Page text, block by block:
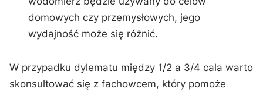
domowych czy przemysłowych, jego
wydajność może się różnić.
W przypadku dylematu między 1/2 a 3/4 cala warto
skonsultować się z fachowcem, ‍który pomoże